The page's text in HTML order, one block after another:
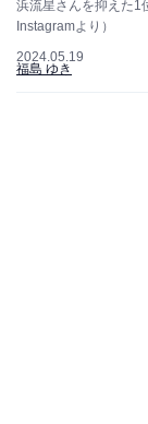
浜流星さんを抑えた1
Instagramより）
2024.05.19
福島 ゆき